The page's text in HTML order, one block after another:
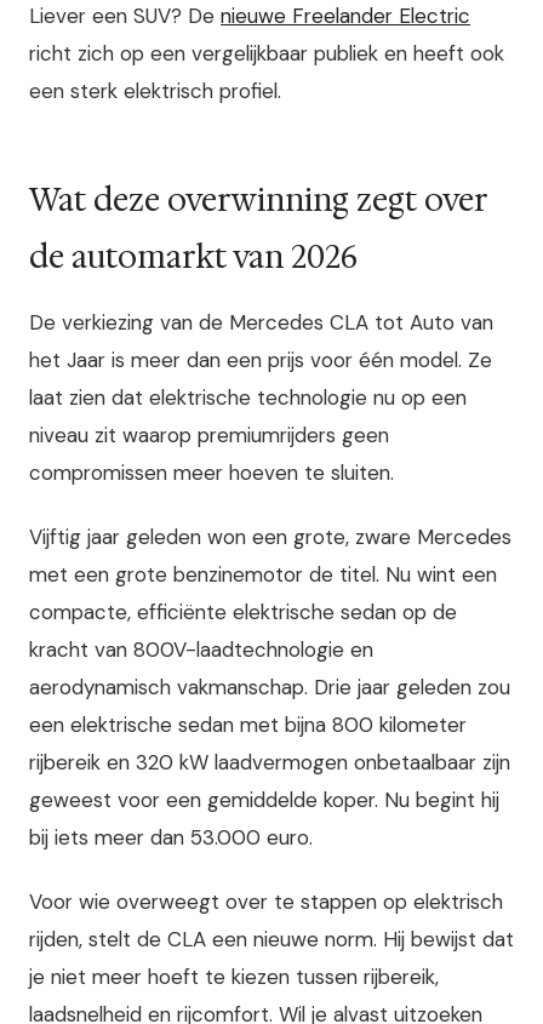
Liever een SUV? De nieuwe Freelander Electric
richt zich op een vergelijkbaar publiek en heeft ook
een sterk elektrisch profiel.
Wat deze overwinning zegt over
de automarkt van 2026
De verkiezing van de Mercedes CLA tot Auto van
het Jaar is meer dan een prijs voor één model. Ze
laat zien dat elektrische technologie nu op een
niveau zit waarop premiumrijders geen
compromissen meer hoeven te sluiten.
Vijftig jaar geleden won een grote, zware Mercedes
met een grote benzinemotor de titel. Nu wint een
compacte, efficiënte elektrische sedan op de
kracht van 800V-laadtechnologie en
aerodynamisch vakmanschap. Drie jaar geleden zou
een elektrische sedan met bijna 800 kilometer
rijbereik en 320 kW laadvermogen onbetaalbaar zijn
geweest voor een gemiddelde koper. Nu begint hij
bij iets meer dan 53.000 euro.
Voor wie overweegt over te stappen op elektrisch
rijden, stelt de CLA een nieuwe norm. Hij bewijst dat
je niet meer hoeft te kiezen tussen rijbereik,
laadsnelheid en rijcomfort. Wil je alvast uitzoeken